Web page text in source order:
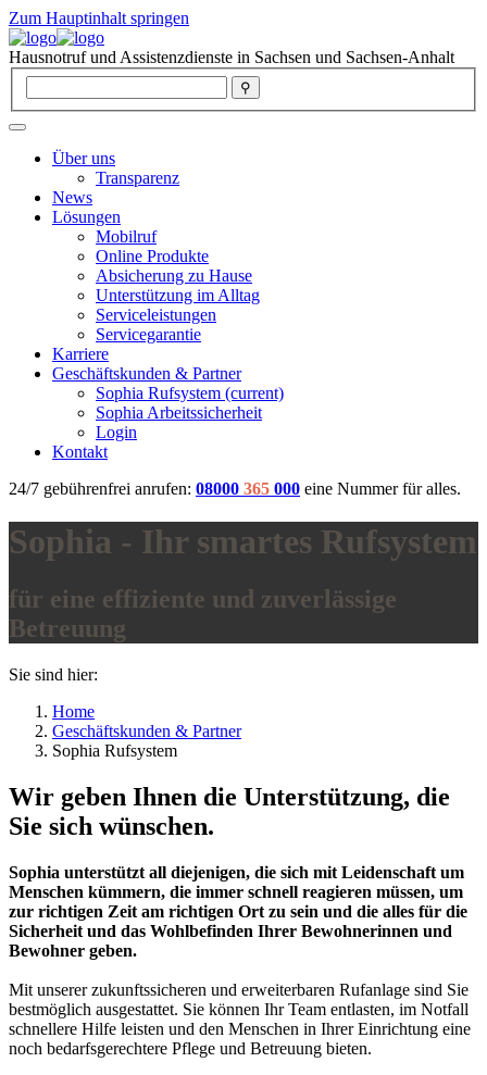
Zum Hauptinhalt springen
Hausnotruf und Assistenzdienste in Sachsen und Sachsen-Anhalt
Über uns
Transparenz
News
Lösungen
Mobilruf
Online Produkte
Absicherung zu Hause
Unterstützung im Alltag
Serviceleistungen
Servicegarantie
Karriere
Geschäftskunden & Partner
Sophia Rufsystem (current)
Sophia Arbeitssicherheit
Login
Kontakt
24/7 gebührenfrei anrufen: 08000 365 000 eine Nummer für alles.
Sophia - Ihr smartes Rufsystem
für eine effiziente und zuverlässige
Betreuung
Sie sind hier:
Home
Geschäftskunden & Partner
Sophia Rufsystem
Wir geben Ihnen die Unterstützung, die
Sie sich wünschen.
Sophia unterstützt all diejenigen, die sich mit Leidenschaft um
Menschen kümmern, die immer schnell reagieren müssen, um
zur richtigen Zeit am richtigen Ort zu sein und die alles für die
Sicherheit und das Wohlbefinden Ihrer Bewohnerinnen und
Bewohner geben.
Mit unserer zukunftssicheren und erweiterbaren Rufanlage sind Sie
bestmöglich ausgestattet. Sie können Ihr Team entlasten, im Notfall
schnellere Hilfe leisten und den Menschen in Ihrer Einrichtung eine
noch bedarfsgerechtere Pflege und Betreuung bieten.